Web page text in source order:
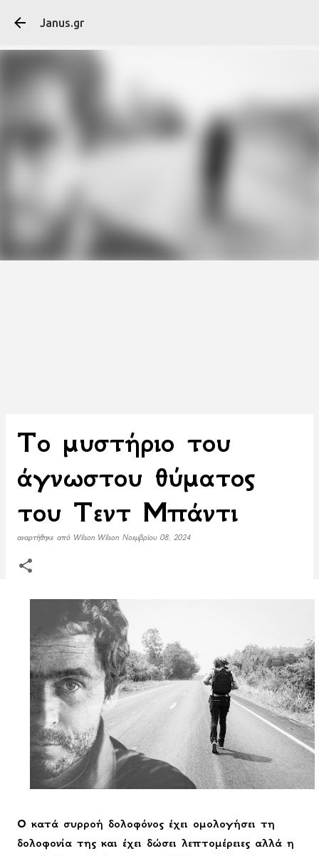
Janus.gr
Το μυστήριο του
άγνωστου θύματος
του Τεντ Μπάντι
αναρτήθηκε από Wilson Wilson Νοεμβρίου 08, 2024
Ο κατά συρροή δολοφόνος έχει ομολογήσει τη
δολοφονία της και έχει δώσει λεπτομέρειες αλλά η